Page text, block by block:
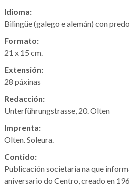
Idioma:
Bilingüe (galego e alemán) con
Formato:
21 x 15 cm.
Extensión:
28 páxinas
Redacción:
Unterführungstrasse, 20. Olten
Imprenta:
Olten. Soleura.
Contido:
Publicación societaria na que
aniversario do Centro, creado en